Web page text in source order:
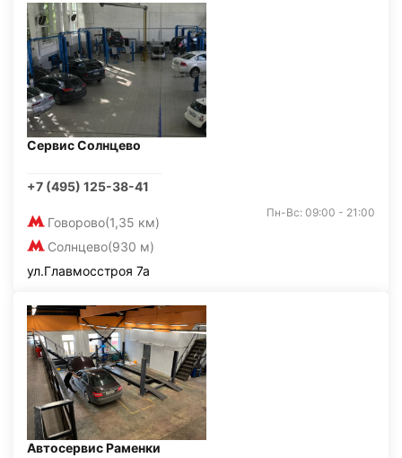
Сервис Солнцево
+7 (495) 125-38-41
Говорово(1,35 км)
Солнцево(930 м)
Пн-Вс: 09:00 - 21:00
ул.Главмосстроя 7а
Автосервис Раменки